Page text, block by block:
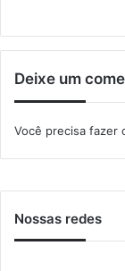
v
m
e
t
o
Deixe um
Você precisa fazer
Nossas redes